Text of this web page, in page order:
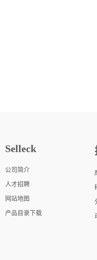
Selleck
公司简介
人才招聘
网站地图
产品目录下载